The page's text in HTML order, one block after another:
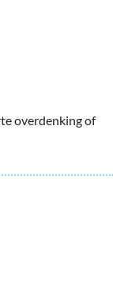
overdenking of